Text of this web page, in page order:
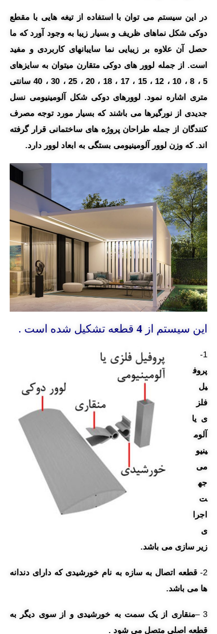
در این سیستم می توان با استفاده از تیغه هایی با مقطع
دوکی شکل نماهای ظریف و بسیار زیبا به وجود آورد که ما
حصل آن علاوه بر زیبایی نما سایبانهای کاربردی و مفید
است. از جمله لوور های دوکی متقارن میتوان به سایزهای
5 ، 8 ، 10 ، 12 ، 15 ، 17 ، 18 ، 20 ، 25 ، 30 ، 40 سانتی
متری اشاره نمود. لوورهای دوکی شکل آلومینیومی نسل
جدیدی از نورگیرها می باشند که بسیار مورد توجه مصرف
کنندگان از جمله طراحان پروژه های ساختمانی قرار گرفته
اند. که وزن لوور آلومینیومی بستگی به ابعاد لوور دارد.
این سیستم از قطعه تشکیل شده است .
1-
پروف
یل
فلز
ی یا
آلوم
ینیو
می
جه
ت
اجرا
ی
زیر سازی می باشد.
2-
قطعه اتصال به سازه به نام خورشیدی که دارای دندانه
ها می باشد.
3 –
منقاری از یک سمت به خورشیدی و از سوی دیگر به
قطعه اصلی متصل می شود .